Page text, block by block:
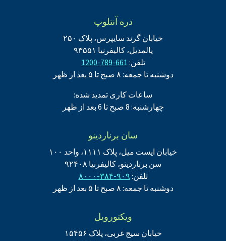
دره آنتلوپ
خیابان گرند سایپرس، پلاک ۲۵۰
پالمدیل، کالیفرنیا ۹۳۵۵۱
تلفن:661-789-1200
دوشنبه تا جمعه: ۸ صبح تا ۵ بعد از ظهر
ساعات کاری تمدید شده:
چهارشنبه: 8 صبح تا 6 بعد از ظهر
سان برناردینو
خیابان ایست میل، پلاک ۱۱۱۱، واحد ۱۰۰
سن برناردینو، کالیفرنیا ۹۲۴۰۸
تلفن:۹۰۹-۳۸۴-۸۰۰۰
دوشنبه تا جمعه: ۸ صبح تا ۵ بعد از ظهر
ویکتورویل
خیابان سیج غربی، پلاک ۱۵۴۵۶